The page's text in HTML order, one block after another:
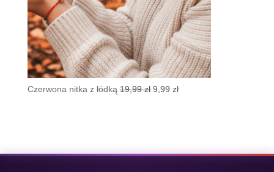
Czerwona nitka z łódką 19,99zł Pierwotna
9,99 złAktualna